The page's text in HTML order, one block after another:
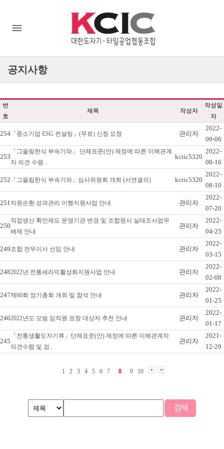
공지사항
번
호
제목 작성자
작성일
자
254 「중소기업 ESG 컨설팅」(무료) 신청 요청 관리자
2022-
09-06
253
「그을림한식 부속기와」 단체표준(안) 제정에 따른 이해관계
자 의견 수렴 ..
kctic5320
2022-
08-16
252 「그을림한식 부속기와」심사위원회 개최 (서면결의) kctic5320
2022-
08-10
251자원순환 성과관리 이행지원사업 안내 관리자
2022-
07-20
250
직접생산 확인제도 운영기관 변경 및 조합원사 실태조사업무
배제 안내
관리자
2022-
04-25
249조합 전무이사 선임 안내 관리자
2022-
03-15
2482022년 전통세라믹활성화지원사업 안내 관리자
2022-
02-08
247제60회 정기총회 개최 및 참석 안내 관리자
2022-
01-25
2462022년도 모범 임직원 표창 대상자 추천 안내 관리자
2022-
01-17
245
「전통생활도자기류」단체표준(안) 제정에 따른 이해관계자
의견수렴 및 검..
관리자
2021-
12-29
1 2 3 4 5 6 7 8 9 10